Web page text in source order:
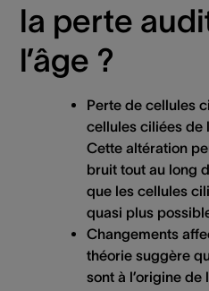
la perte
l’âge ?
Perte de cellules
cellules ciliées de
Cette altération
bruit tout au long
que les cellules
quasi plus
Changements
théorie suggère
sont à l’origine de